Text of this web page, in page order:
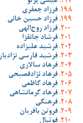
فرزاد جعفری
فرزاد حسین خانی
فرزاد روح‌الهی
فرشاد جانفزا
فرشید علیزاده
فرشید فارسی
فرهاد سالاری
فرهاد نژادفصیحی
فرهاد کاظمی
فرهاد کرمانشاهی
فرهنگی
فروتن باقریان
فوتبال